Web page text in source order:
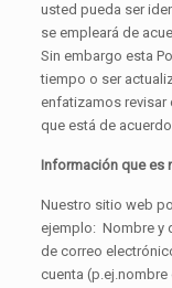
usted pueda ser
se empleará de
Sin embargo esta
tiempo o ser
enfatizamos revisar
que está de
Información que es
Nuestro sitio web
ejemplo: Nombre y
de correo
cuenta